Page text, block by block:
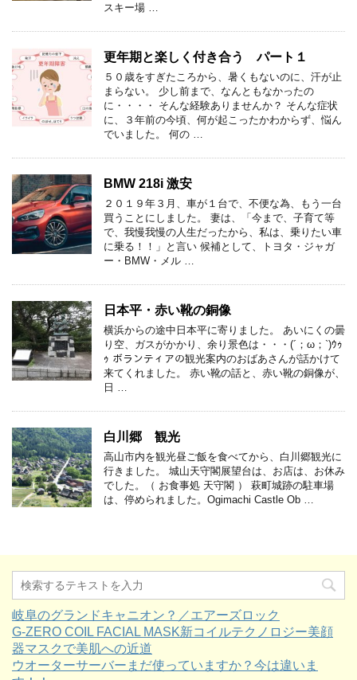
スキー場 …
更年期と楽しく付き合う パート１
５０歳をすぎたころから、暑くもないのに、汗が止
まらない。 少し前まで、なんともなかったの
に・・・・ そんな経験ありませんか？ そんな症状
に、３年前の今頃、何が起こったかわからず、悩ん
でいました。 何の …
BMW 218i 激安
２０１９年３月、車が１台で、不便な為、もう一台
買うことにしました。 妻は、「今まで、子育て等
で、我慢我慢の人生だったから、私は、乗りたい車
に乗る！！」と言い 候補として、トヨタ・ジャガ
ー・BMW・メル …
日本平・赤い靴の銅像
横浜からの途中日本平に寄りました。 あいにくの曇
り空、ガスがかかり、余り景色は・・・(´；ω；`)ｳｩ
ｩ ボランティアの観光案内のおばあさんが話かけて
来てくれました。 赤い靴の話と、赤い靴の銅像が、
日 …
白川郷 観光
高山市内を観光昼ご飯を食べてから、白川郷観光に
行きました。 城山天守閣展望台は、お店は、お休み
でした。（ お食事処 天守閣 ） 萩町城跡の駐車場
は、停められました。Ogimachi Castle Ob …
岐阜のグランドキャニオン？／エアーズロック
G-ZERO COIL FACIAL MASK新コイルテクノロジー美顔
器マスクで美肌への近道
ウオーターサーバーまだ使っていますか？今は違いま